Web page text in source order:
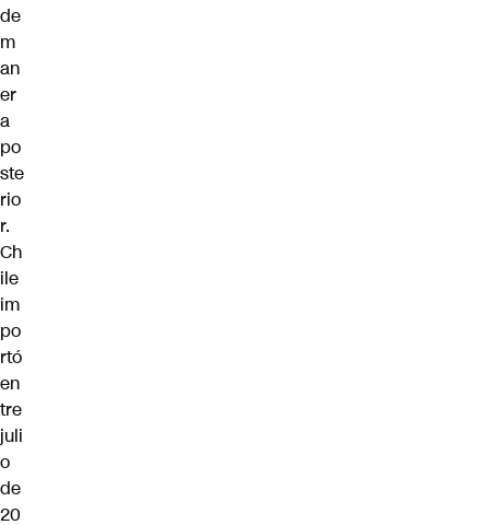
de
m
an
er
a
po
ste
rio
r.
Ch
ile
im
po
rtó
en
tre
juli
o
de
20